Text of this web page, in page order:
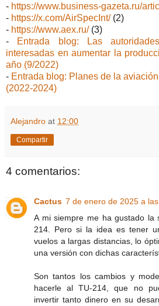
- https://www.business-gazeta.ru/
- https://x.com/AirSpecInt/(2)
- https://www.aex.ru/(3)
-
Entrada blog: Las
interesadas en aumentar la
año (9/2022)
- Entrada blog: Planes de la
(2022-2024)
Alejandro at 12:00
Compartir
4 comentarios:
Cactus 7 de enero de 2025 a
A mi siempre me ha gustado la
214. Pero si la idea es tener
vuelos a largas distancias, lo
una versión con dichas
Son tantos los cambios y
hacerle al TU-214, que no
invertir tanto dinero en su